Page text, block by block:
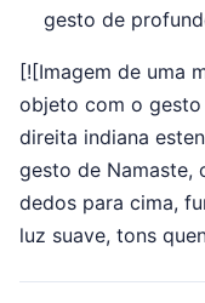
gesto de
[![Imagem de uma
objeto com o
direita indiana
gesto de Namaste,
dedos para cima,
luz suave, tons